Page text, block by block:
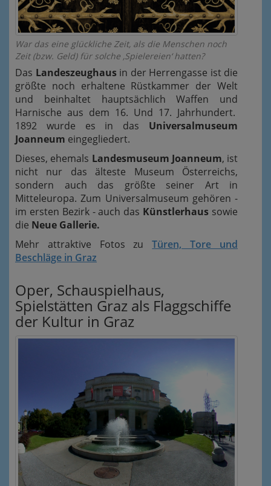
War das eine glückliche Zeit, als die Menschen noch
Zeit (bzw. Geld) für solche ‚Spielereien‘ hatten?
Das Landeszeughausin der Herrengasse ist die
größte noch erhaltene Rüstkammer der Welt
und beinhaltet hauptsächlich Waffen und
Harnische aus dem 16. Und 17. Jahrhundert.
1892 wurde es in das Universalmuseum
Joanneum eingegliedert.
Dieses, ehemals Landesmuseum Joanneum, ist
nicht nur das älteste Museum Österreichs,
sondern auch das größte seiner Art in
Mitteleuropa. Zum Universalmuseum gehören -
im ersten Bezirk - auch das Künstlerhaus sowie
die Neue Gallerie.
Mehr attraktive Fotos zuTüren, Tore und
Beschläge in Graz
Oper, Schauspielhaus,
Spielstätten Graz als Flaggschiffe
der Kultur in Graz